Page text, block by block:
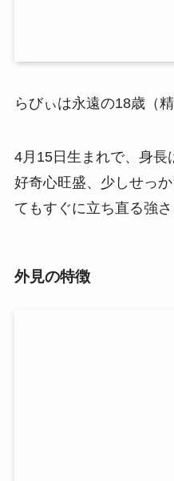
らびぃは永遠の18歳（
4月15日生まれで、身長
好奇心旺盛、少しせっ
てもすぐに立ち直る強さ
外見の特徴